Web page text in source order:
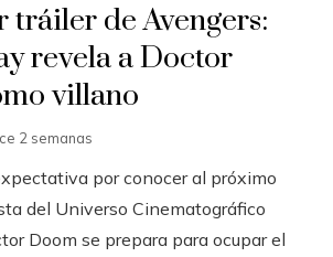
tráiler de Avengers:
revela a Doctor
villano
2 semanas
por conocer al próximo
del Universo Cinematográfico
Doom se prepara para ocupar el